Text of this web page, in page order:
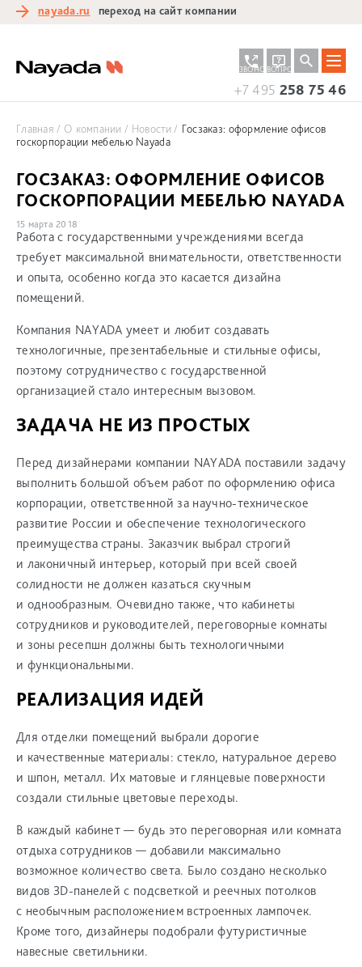
nayada.ru переход на сайт компании
ЗАКАЗАТЬ
ЗВОНОК
ЗАДАТЬ
ВОПРОС
+7 495 258 75 46
Главная О компании Новости
Госзаказ: оформление офисов
госкорпорации мебелью Nayada
ГОСЗАКАЗ: ОФОРМЛЕНИЕ ОФИСОВ
ГОСКОРПОРАЦИИ МЕБЕЛЬЮ NAYADA
15 марта 2018
Работа с государственными учреждениями всегда
требует максимальной внимательности, ответственности
и опыта, особенно когда это касается дизайна
помещений.
Компания NAYADA умеет и любит создавать
технологичные, презентабельные и стильные офисы,
поэтому сотрудничество с государственной
организацией стало интересным вызовом.
ЗАДАЧА НЕ ИЗ ПРОСТЫХ
Перед дизайнерами компании NAYADA поставили задачу
выполнить большой объем работ по оформлению офиса
корпорации, ответственной за научно-техническое
развитие России и обеспечение технологического
преимущества страны. Заказчик выбрал строгий
и лаконичный интерьер, который при всей своей
солидности не должен казаться скучным
и однообразным. Очевидно также, что кабинеты
сотрудников и руководителей, переговорные комнаты
и зоны ресепшн должны быть технологичными
и функциональными.
РЕАЛИЗАЦИЯ ИДЕЙ
Для отделки помещений выбрали дорогие
и качественные материалы: стекло, натуральное дерево
и шпон, металл. Их матовые и глянцевые поверхности
создали стильные цветовые переходы.
В каждый кабинет — будь это переговорная или комната
отдыха сотрудников — добавили максимально
возможное количество света. Было создано несколько
видов 3D-панелей с подсветкой и реечных потолков
с необычным расположением встроенных лампочек.
Кроме того, дизайнеры подобрали футуристичные
навесные светильники.